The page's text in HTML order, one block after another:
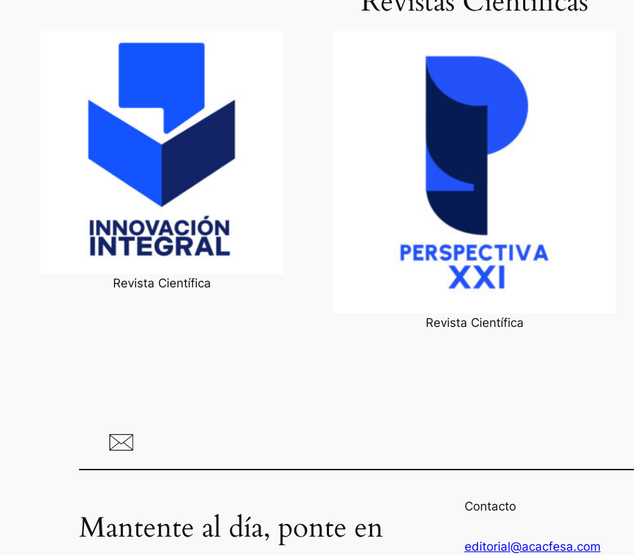
Revista Científica
Revista Científica
Mantente al día, ponte en
Contacto
editorial@acacfesa.com